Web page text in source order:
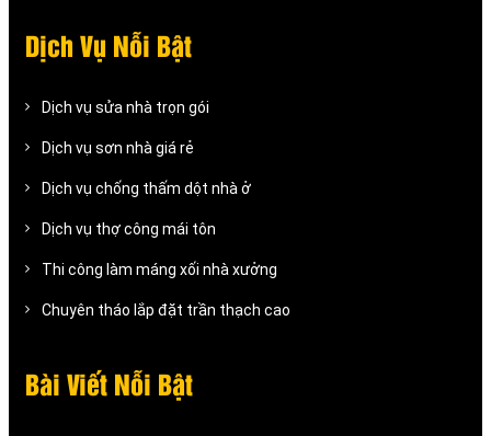
Dịch Vụ Nỗi Bật
Dịch vụ sửa nhà trọn gói
Dịch vụ sơn nhà giá rẻ
Dịch vụ chống thấm dột nhà ở
Dịch vụ thợ công mái tôn
Thi công làm máng xối nhà xưởng
Chuyên tháo lắp đặt trần thạch cao
Bài Viết Nỗi Bật